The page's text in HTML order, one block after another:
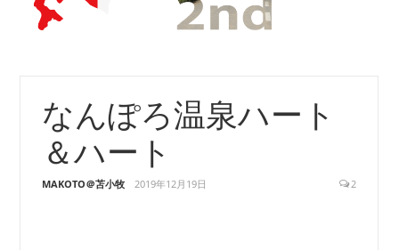
なんぽろ温泉ハート
＆ハート
MAKOTO＠苫小牧 2019年12月19日 2